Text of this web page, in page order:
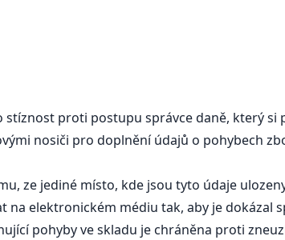
k
stíznost proti postupu správce daně, který
nosiči pro doplnění údajů o pohybech
ze jediné místo, kde jsou tyto údaje
na elektronickém médiu tak, aby je dokázal
pohyby ve skladu je chráněna proti